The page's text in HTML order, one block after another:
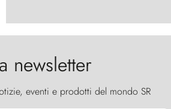
newsletter
eventi e prodotti del mondo SR